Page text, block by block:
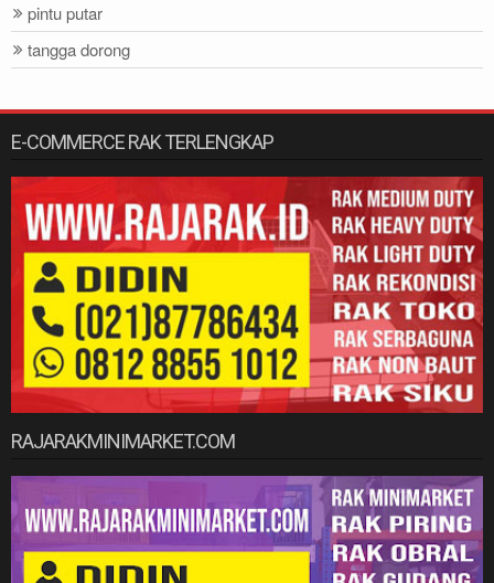
pintu putar
tangga dorong
E-COMMERCE RAK TERLENGKAP
RAJARAKMINIMARKET.COM